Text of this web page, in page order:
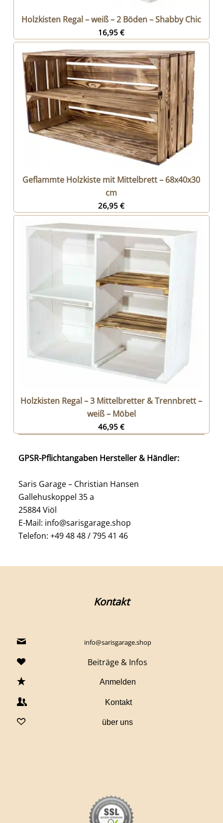
Holzkisten Regal – weiß – 2 Böden – Shabby Chic
16,95€
Geflammte Holzkiste mit Mittelbrett – 68x40x30
cm
26,95€
Holzkisten Regal – 3 Mittelbretter & Trennbrett –
weiß – Möbel
46,95€
GPSR-Pflichtangaben Hersteller & Händler:
Saris Garage – Christian Hansen
Gallehuskoppel 35 a
25884 Viöl
E-Mail: info@sarisgarage.shop
Telefon: +49 48 48 / 795 41 46
Kontakt
info@sarisgarage.shop
Beiträge & Infos
Anmelden
Kontakt
über uns